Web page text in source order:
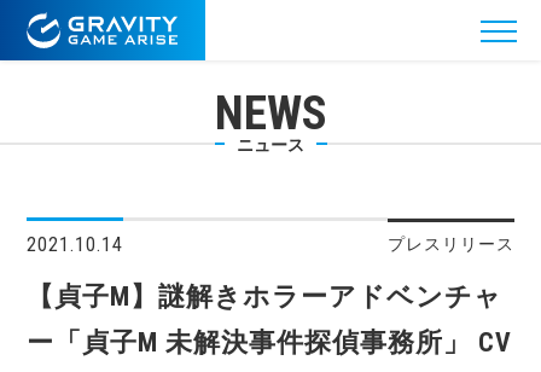
NEWS
ニュース
2021.10.14 プレスリリース
【貞子M】謎解きホラーアドベンチャ
ー「貞子M 未解決事件探偵事務所」 CV